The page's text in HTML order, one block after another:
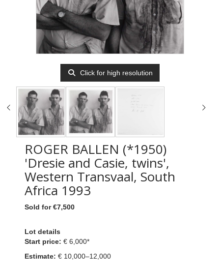
Click for high resolution
ROGER BALLEN (*1950)
'Dresie and Casie, twins',
Western Transvaal, South
Africa 1993
Sold for €7,500
Lot details
Start price: € 6,000*
Estimate: € 10,000–12,000